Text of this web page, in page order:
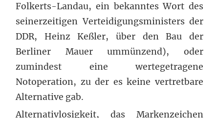
Folkerts-Landau, ein bekanntes Wort des
seinerzeitigen Verteidigungsministers der
DDR, Heinz Keßler, über den Bau der
Berliner Mauer ummünzend), oder
zumindest eine wertegetragene
Notoperation, zu der es keine vertretbare
Alternative gab.
Alternativlosigkeit, das Markenzeichen